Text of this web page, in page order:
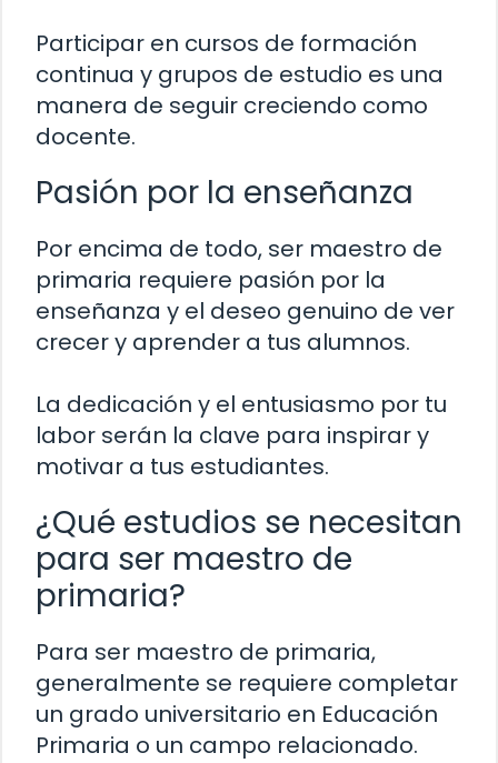
Participar en cursos de formación
continua y grupos de estudio es una
manera de seguir creciendo como
docente.
Pasión por la enseñanza
Por encima de todo, ser maestro de
primaria requiere pasión por la
enseñanza y el deseo genuino de ver
crecer y aprender a tus alumnos.
La dedicación y el entusiasmo por tu
labor serán la clave para inspirar y
motivar a tus estudiantes.
¿Qué estudios se necesitan
para ser maestro de
primaria?
Para ser maestro de primaria,
generalmente se requiere completar
un grado universitario en Educación
Primaria o un campo relacionado.